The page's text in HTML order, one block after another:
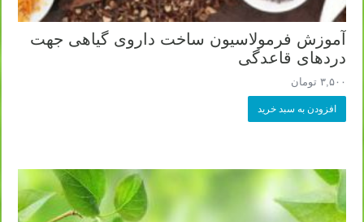
آموزش فرمولاسیون ساخت داروی گیاهی جهت
دردهای قاعدگی
۳,۵۰۰ تومان
افزودن به سبد خرید